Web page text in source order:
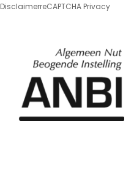
DisclaimerreCAPTCHA Privacy